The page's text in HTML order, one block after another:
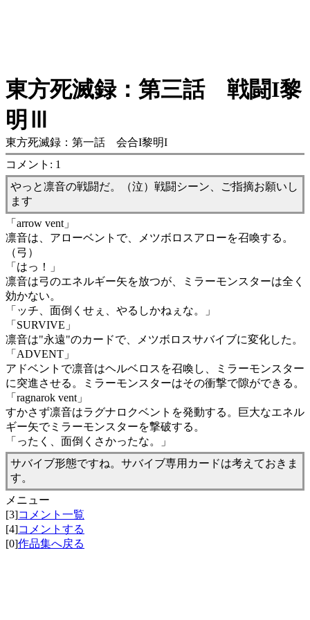
東方死滅録：第三話 戦闘I黎
明Ⅲ
東方死滅録：第一話 会合I黎明I
コメント: 1
やっと凛音の戦闘だ。（泣）戦闘シーン、ご指摘お願いし
ます
「arrow vent」
凛音は、アローベントで、メツボロスアローを召喚する。
（弓）
「はっ！」
凛音は弓のエネルギー矢を放つが、ミラーモンスターは全く
効かない。
「ッチ、面倒くせぇ、やるしかねぇな。」
「SURVIVE」
凛音は"永遠"のカードで、メツボロスサバイブに変化した。
「ADVENT」
アドベントで凛音はヘルベロスを召喚し、ミラーモンスター
に突進させる。ミラーモンスターはその衝撃で隙ができる。
「ragnarok vent」
すかさず凛音はラグナロクベントを発動する。巨大なエネル
ギー矢でミラーモンスターを撃破する。
「ったく、面倒くさかったな。」
サバイブ形態ですね。サバイブ専用カードは考えておきま
す。
メニュー
[3]コメント一覧
[4]コメントする
[0]作品集へ戻る